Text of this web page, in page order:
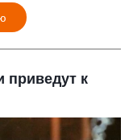
приведут к